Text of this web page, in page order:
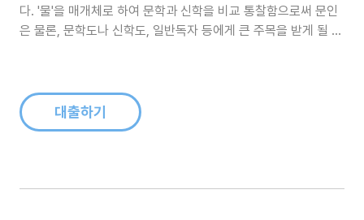
다. '물'을 매개체로 하여 문학과 신학을 비교 통찰함으로써 문인
은 물론, 문학도나 신학도, 일반독자 등에게 큰 주목을 받게 될 것
문학이 신학연구에 큰 ..
대출하기